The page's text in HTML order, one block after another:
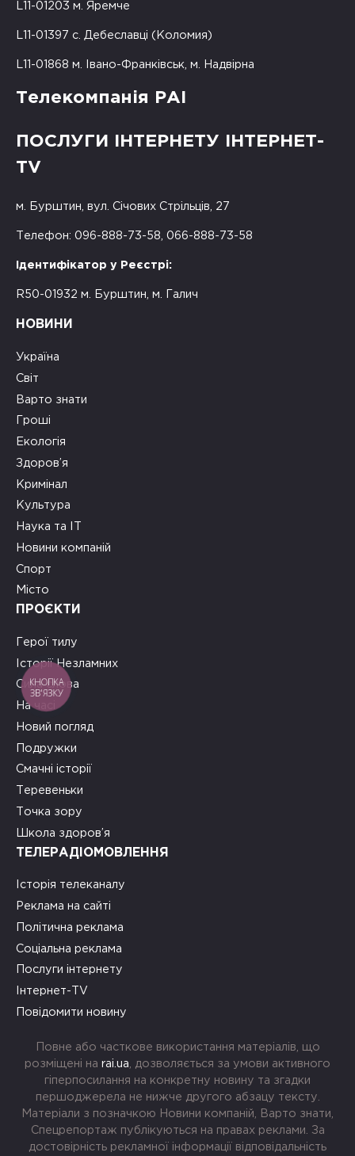
L11-01203 м. Яремче
L11-01397 с. Дебеславці (Коломия)
L11-01868 м. Івано-Франківськ, м. Надвірна
Телекомпанія РАІ
ПОСЛУГИ ІНТЕРНЕТУ ІНТЕРНЕТ-
TV
м. Бурштин, вул. Січових Стрільців, 27
Телефон: 096-888-73-58, 066-888-73-58
Ідентифікатор у Реєстрі:
R50-01932 м. Бурштин, м. Галич
НОВИНИ
Україна
Світ
Варто знати
Гроші
Екологія
Здоров’я
Кримінал
Культура
Наука та ІТ
Новини компаній
Спорт
Місто
ПРОЄКТИ
Герої тилу
Історії Незламних
Сила слова
На часі
Новий погляд
Подружки
Смачні історії
Теревеньки
Точка зору
Школа здоров’я
ТЕЛЕРАДІОМОВЛЕННЯ
Історія телеканалу
Реклама на сайті
Політична реклама
Соціальна реклама
Послуги інтернету
Інтернет-TV
Повідомити новину
Повне або часткове використання матеріалів, що
розміщені на rai.ua , дозволяється за умови активного
гіперпосилання на конкретну новину та згадки
першоджерела не нижче другого абзацу тексту.
Матеріали з позначкою Новини компаній, Варто знати,
Спецрепортаж публікуються на правах реклами. За
достовірність рекламної інформації відповідальність
КНОПКА
ЗВ'ЯЗКУ